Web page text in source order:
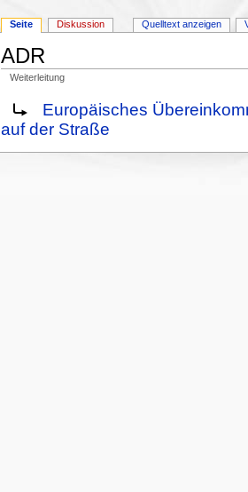
ADR
Weiterleitung
Weiterleitung nach:
Europäisches
auf der Straße
Seite Diskussion Quelltext anzeigen